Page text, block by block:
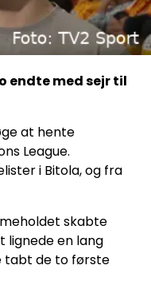
endte med sejr til
at hente
League.
i Bitola, og fra
skabte
lignede en lang
tabt de to første